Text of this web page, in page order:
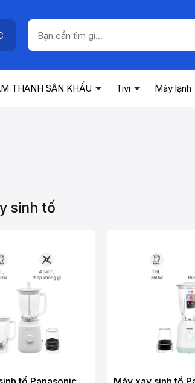
THANH SÂN KHẤU Tivi Máy lạnh
sinh tố